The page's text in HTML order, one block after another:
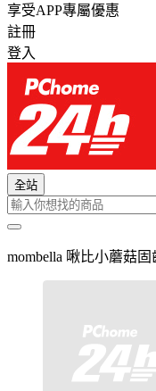
享受APP專屬優惠
註冊
登入
全站
mombella 啾比小蘑菇